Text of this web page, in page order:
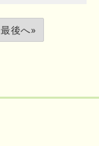
最後へ»